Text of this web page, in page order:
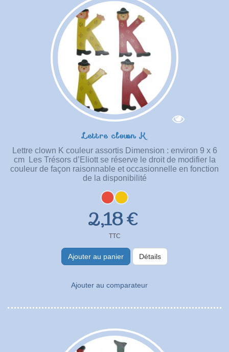
Lettre clown K
Lettre clown K couleur assortis Dimension : environ 9 x 6
cm Les Trésors d’Eliott se réserve le droit de modifier la
couleur de façon raisonnable et occasionnelle en fonction
de la disponibilité
2,18 €
TTC
Ajouter au panier Détails
Ajouter au comparateur